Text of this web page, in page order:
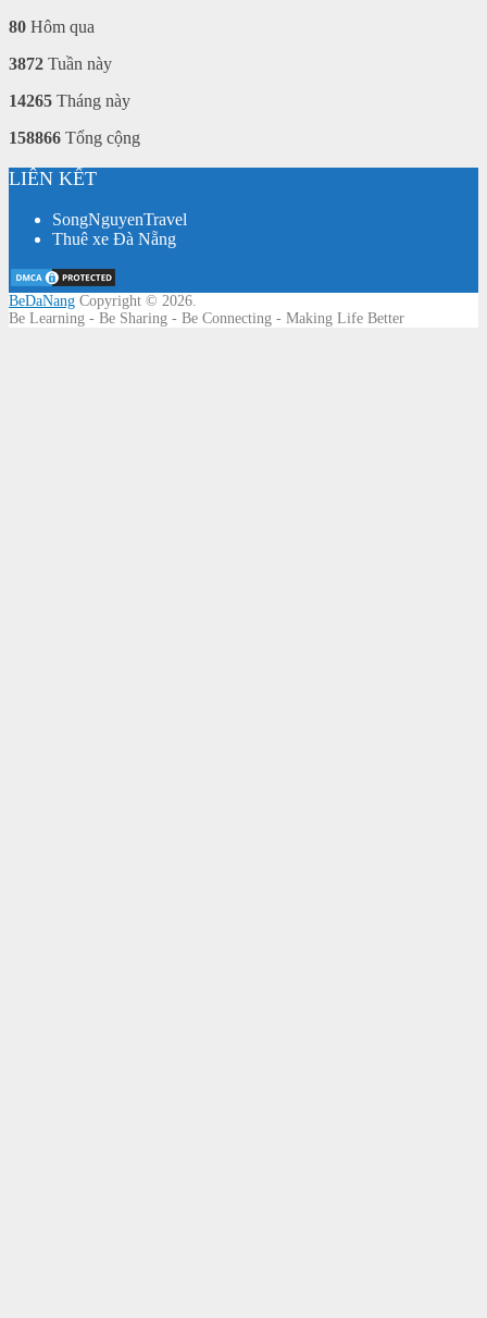
80 Hôm qua
3872 Tuần này
14265 Tháng này
158866 Tổng cộng
LIÊN KẾT
SongNguyenTravel
Thuê xe Đà Nẵng
BeDaNang Copyright © 2026.
Be Learning - Be Sharing - Be Connecting - Making Life Better